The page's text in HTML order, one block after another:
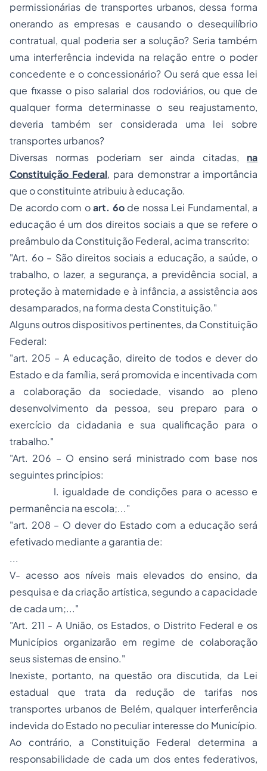
permissionárias de transportes urbanos, dessa forma
onerando as empresas e causando o desequilíbrio
contratual, qual poderia ser a solução? Seria também
uma interferência indevida na relação entre o poder
concedente e o concessionário? Ou será que essa lei
que fixasse o piso salarial dos rodoviários, ou que de
qualquer forma determinasse o seu reajustamento,
deveria também ser considerada uma lei sobre
transportes urbanos?
Diversas normas poderiam ser ainda citadas, na
Constituição Federal, para demonstrar a importância
que o constituinte atribuiu à educação.
De acordo com oart. 6ode nossa Lei Fundamental, a
educação é um dos direitos sociais a que se refere o
preâmbulo da Constituição Federal, acima transcrito:
"Art. 6o – São direitos sociais a educação, a saúde, o
trabalho, o lazer, a segurança, a previdência social, a
proteção à maternidade e à infância, a assistência aos
desamparados, na forma desta Constituição."
Alguns outros dispositivos pertinentes, da Constituição
Federal:
"art. 205 – A educação, direito de todos e dever do
Estado e da família, será promovida e incentivada com
a colaboração da sociedade, visando ao pleno
desenvolvimento da pessoa, seu preparo para o
exercício da cidadania e sua qualificação para o
trabalho."
"Art. 206 – O ensino será ministrado com base nos
seguintes princípios:
I. igualdade de condições para o acesso e
permanência na escola;..."
"art. 208 – O dever do Estado com a educação será
efetivado mediante a garantia de:
...
V- acesso aos níveis mais elevados do ensino, da
pesquisa e da criação artística, segundo a capacidade
de cada um;..."
"Art. 211 - A União, os Estados, o Distrito Federal e os
Municípios organizarão em regime de colaboração
seus sistemas de ensino."
Inexiste, portanto, na questão ora discutida, da Lei
estadual que trata da redução de tarifas nos
transportes urbanos de Belém, qualquer interferência
indevida do Estado no peculiar interesse do Município.
Ao contrário, a Constituição Federal determina a
responsabilidade de cada um dos entes federativos,